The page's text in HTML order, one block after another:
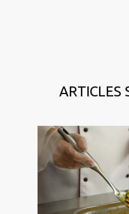
ARTICLES